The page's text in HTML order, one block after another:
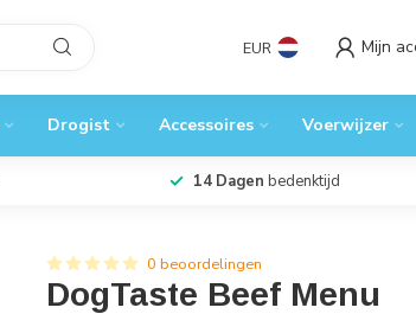
EUR Mijn
Drogist Accessoires Voerwijzer
14 Dagen bedenktijd
0 beoordelingen
DogTaste Beef Menu